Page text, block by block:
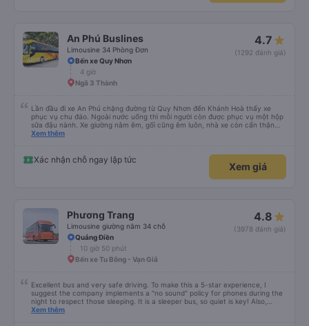
An Phú Buslines
Limousine 34 Phòng Đơn
4.7
(1292 đánh giá)
Bến xe Quy Nhơn
4 giờ
Ngã 3 Thành
Lần đầu đi xe An Phú chặng đường từ Quy Nhơn đến Khánh Hoà thấy xe
phục vụ chu đáo. Ngoài nước uống thì mỗi người còn được phục vụ một hộp
sữa đậu nành. Xe giường nằm êm, gối cũng êm luôn, nhà xe còn cẩn thận
treo thêm ở mỗi giường một cái giỏ nhỏ để đựng chai nước uống tránh rớt.
ngoài (với số tiền bỏ ra cho tuyến đường như vậy thì thấy rất tốt)
Xem thêm
Xác nhận chỗ ngay lập tức
Xem giá
Phương Trang
Limousine giường nằm 34 chỗ
4.8
(3978 đánh giá)
Quảng Điền
10 giờ 50 phút
Bến xe Tu Bông - Vạn Giã
Excellent bus and very safe driving. To make this a 5-star experience, I
suggest the company implements a "no sound" policy for phones during the
night to respect those sleeping. It is a sleeper bus, so quiet is key! Also,
please display the Wi-Fi password clearly inside the cabin for convenience. I
Xem thêm